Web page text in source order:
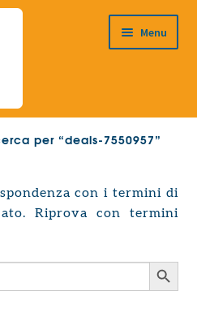
Menu
HOME
PRODOTTI
Espandi
il
child
EUROPEA
menu
child
per “deals-7550957”
con i termini di
Riprova con termini
Search Button